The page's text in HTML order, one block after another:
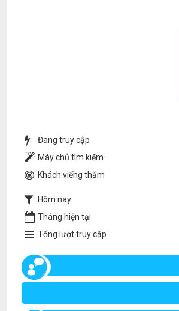
Đang truy cập
Máy chủ tìm kiếm
Khách viếng thăm
Hôm nay
Tháng hiện tại
Tổng lượt truy cập